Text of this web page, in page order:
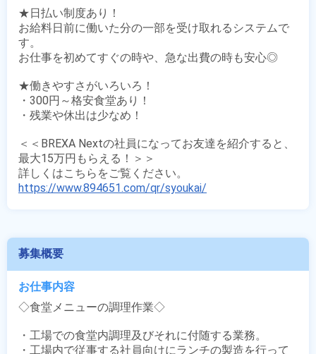
★日払い制度あり！
お給料日前に働いた分の一部を受け取れるシステムで
す。
お仕事を初めてすぐの時や、急な出費の時も安心◎
★働きやすさがいろいろ！
・300円～格安食堂あり！
・残業や休出は少なめ！
＜＜BREXA Nextの社員になってお友達を紹介すると、
最大15万円もらえる！＞＞
https://www.894651.com/qr/syoukai/
募集概要
お仕事内容
◇食堂メニューの調理作業◇
・工場での食堂内調理及びそれに付随する業務。
・工場内で従事する社員向けにランチの製造を行って